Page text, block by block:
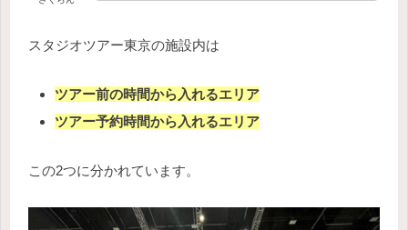
スタジオツアー東京の施設内は
ツアー前の時間から入れるエリア
ツアー予約時間から入れるエリア
この2つに分かれています。